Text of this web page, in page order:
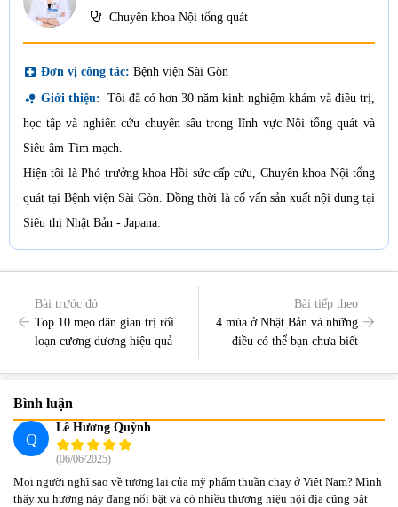
Chuyên khoa Nội tổng quát
local_hospital Đơn vị công tác: Bệnh viện Sài Gòn
bubble_chart Giới thiệu: Tôi đã có hơn 30 năm kinh nghiệm khám và điều trị,
học tập và nghiên cứu chuyên sâu trong lĩnh vực Nội tổng quát và
Siêu âm Tim mạch.
Hiện tôi là Phó trưởng khoa Hồi sức cấp cứu, Chuyên khoa Nội tổng
quát tại Bệnh viện Sài Gòn. Đồng thời là cố vấn sản xuất nội dung tại
Siêu thị Nhật Bản - Japana.
Bài trước đó
Top 10 mẹo dân gian trị rối
loạn cương dương hiệu quả
Bài tiếp theo
4 mùa ở Nhật Bản và những
điều có thể bạn chưa biết
Bình luận
Q
Lê Hương Quỳnh
(06/06/2025)
Mọi người nghĩ sao về tương lai của mỹ phẩm thuần chay ở Việt Nam? Mình
thấy xu hướng này đang nổi bật và có nhiều thương hiệu nội địa cũng bắt